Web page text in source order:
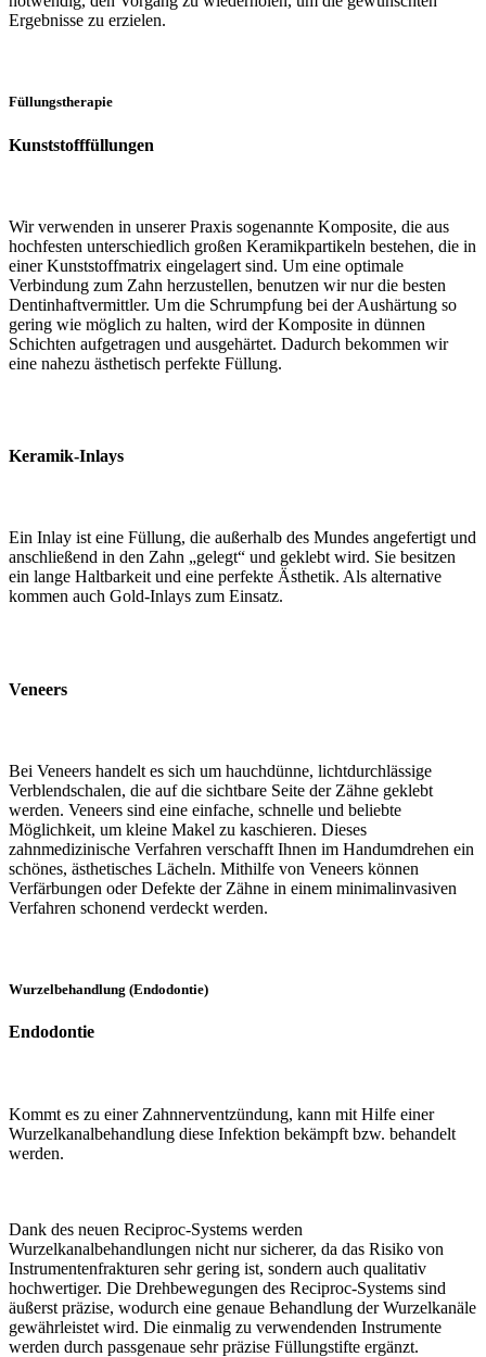
Ergebnisse zu erzielen.
Füllungstherapie
Kunststofffüllungen
Wir verwenden in unserer Praxis sogenannte Komposite, die aus
hochfesten unterschiedlich großen Keramikpartikeln bestehen, die in
einer Kunststoffmatrix eingelagert sind. Um eine optimale
Verbindung zum Zahn herzustellen, benutzen wir nur die besten
Dentinhaftvermittler. Um die Schrumpfung bei der Aushärtung so
gering wie möglich zu halten, wird der Komposite in dünnen
Schichten aufgetragen und ausgehärtet. Dadurch bekommen wir
eine nahezu ästhetisch perfekte Füllung.
Keramik-Inlays
Ein Inlay ist eine Füllung, die außerhalb des Mundes angefertigt und
anschließend in den Zahn „gelegt“ und geklebt wird. Sie besitzen
ein lange Haltbarkeit und eine perfekte Ästhetik. Als alternative
kommen auch Gold-Inlays zum Einsatz.
Veneers
Bei Veneers handelt es sich um hauchdünne, lichtdurchlässige
Verblendschalen, die auf die sichtbare Seite der Zähne geklebt
werden. Veneers sind eine einfache, schnelle und beliebte
Möglichkeit, um kleine Makel zu kaschieren. Dieses
zahnmedizinische Verfahren verschafft Ihnen im Handumdrehen ein
schönes, ästhetisches Lächeln. Mithilfe von Veneers können
Verfärbungen oder Defekte der Zähne in einem minimalinvasiven
Verfahren schonend verdeckt werden.
Wurzelbehandlung (Endodontie)
Endodontie
Kommt es zu einer Zahnnerventzündung, kann mit Hilfe einer
Wurzelkanalbehandlung diese Infektion bekämpft bzw. behandelt
werden.
Dank des neuen Reciproc-Systems werden
Wurzelkanalbehandlungen nicht nur sicherer, da das Risiko von
Instrumentenfrakturen sehr gering ist, sondern auch qualitativ
hochwertiger. Die Drehbewegungen des Reciproc-Systems sind
äußerst präzise, wodurch eine genaue Behandlung der Wurzelkanäle
gewährleistet wird. Die einmalig zu verwendenden Instrumente
werden durch passgenaue sehr präzise Füllungstifte ergänzt.